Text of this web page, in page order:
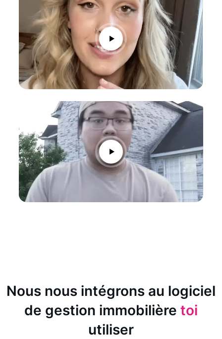
Nous nous intégrons au logiciel
de gestion immobilière toi
utiliser